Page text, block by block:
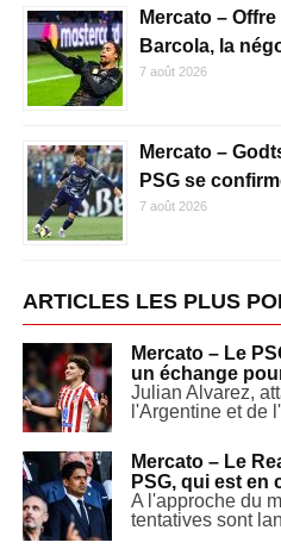
Mercato –
Barcola, la
7 août 2026
Mercato –
PSG se
7 août 2026
ARTICLES LES PLUS
Mercato – Le
un échange
Julian Alvarez,
l'Argentine et de
Mercato – Le
PSG, qui est en
A l'approche du
tentatives sont